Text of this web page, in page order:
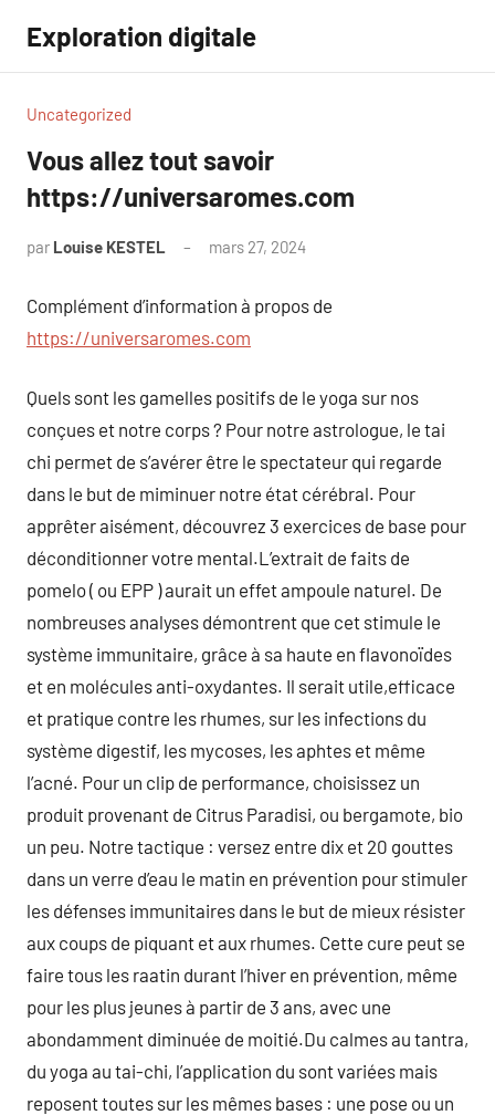
contenu
Exploration digitale
Uncategorized
Vous allez tout savoir
https://universaromes.com
par Louise KESTEL mars 27, 2024
Complément d’information à propos de
https://universaromes.com
Quels sont les gamelles positifs de le yoga sur nos
conçues et notre corps ? Pour notre astrologue, le tai
chi permet de s’avérer être le spectateur qui regarde
dans le but de miminuer notre état cérébral. Pour
apprêter aisément, découvrez 3 exercices de base pour
déconditionner votre mental.L’extrait de faits de
pomelo ( ou EPP ) aurait un effet ampoule naturel. De
nombreuses analyses démontrent que cet stimule le
système immunitaire, grâce à sa haute en flavonoïdes
et en molécules anti-oxydantes. Il serait utile,efficace
et pratique contre les rhumes, sur les infections du
système digestif, les mycoses, les aphtes et même
l’acné. Pour un clip de performance, choisissez un
produit provenant de Citrus Paradisi, ou bergamote, bio
un peu. Notre tactique : versez entre dix et 20 gouttes
dans un verre d’eau le matin en prévention pour stimuler
les défenses immunitaires dans le but de mieux résister
aux coups de piquant et aux rhumes. Cette cure peut se
faire tous les raatin durant l’hiver en prévention, même
pour les plus jeunes à partir de 3 ans, avec une
abondamment diminuée de moitié.Du calmes au tantra,
du yoga au tai-chi, l’application du sont variées mais
reposent toutes sur les mêmes bases : une pose ou un